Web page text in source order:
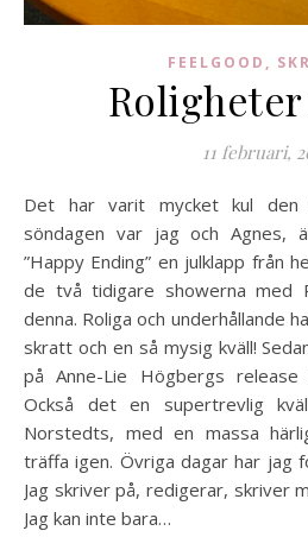
FEELGOOD,
11 februari,
Det har varit mycket kul den senaste veckan. Förra
söndagen var jag och Agnes,
”Happy Ending” en julklapp från
de två tidigare showerna med
denna. Roliga och underhållande
skratt och en så mysig kväll!
på Anne-Lie Högbergs release
Också det en supertrevlig
Norstedts, med en massa
träffa igen. Övriga dagar har jag
Jag skriver på, redigerar, skriver
Jag kan inte bara…